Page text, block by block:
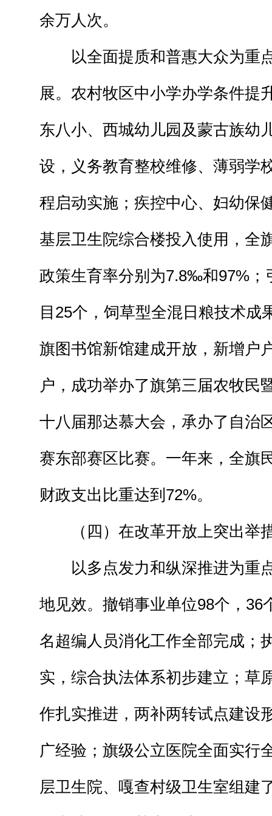
余万人次。
以全面提质和普惠大众为重
展。农村牧区中小学办学条件提
东八小、西城幼儿园及蒙古族幼
设，义务教育整校维修、薄弱学
程启动实施；疾控中心、妇幼保
基层卫生院综合楼投入使用，全
政策生育率分别为7.8‰和97%；
目25个，饲草型全混日粮技术成
旗图书馆新馆建成开放，新增户
户，成功举办了旗第三届农牧民
十八届那达慕大会，承办了自治
赛东部赛区比赛。一年来，全旗
财政支出比重达到72%。
（四）在改革开放上突出举
以多点发力和纵深推进为重
地见效。撤销事业单位98个，36
名超编人员消化工作全部完成；
实，综合执法体系初步建立；草
作扎实推进，两补两转试点建设
广经验；旗级公立医院全面实行
层卫生院、嘎查村级卫生室组建